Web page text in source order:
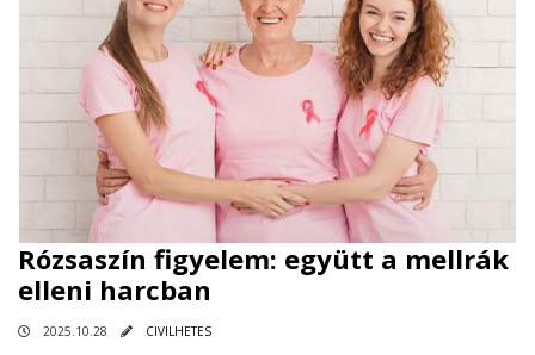
Rózsaszín figyelem: együtt a mellrák
elleni harcban
2025.10.28 CIVILHETES